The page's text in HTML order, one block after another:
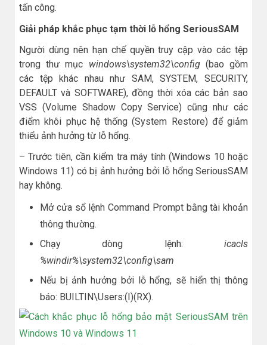
tấn công.
Giải pháp khắc phục tạm thời lỗ hổng SeriousSAM
Người dùng nên hạn chế quyền truy cập vào các tệp
trong thư mục windows\system32\config (bao gồm
các tệp khác nhau như SAM, SYSTEM, SECURITY,
DEFAULT và SOFTWARE), đồng thời xóa các bản sao
VSS (Volume Shadow Copy Service) cũng như các
điểm khôi phục hệ thống (System Restore) để giảm
thiểu ảnh hưởng từ lỗ hổng.
– Trước tiên, cần kiểm tra máy tính (Windows 10 hoặc
Windows 11) có bị ảnh hưởng bởi lỗ hổng SeriousSAM
hay không.
Mở cửa sổ lệnh Command Prompt bằng tài khoản
thông thường.
Chạy dòng lệnh: icacls
%windir%\system32\config\sam
Nếu bị ảnh hưởng bởi lỗ hổng, sẽ hiển thị thông
báo: BUILTIN\Users:(I)(RX).